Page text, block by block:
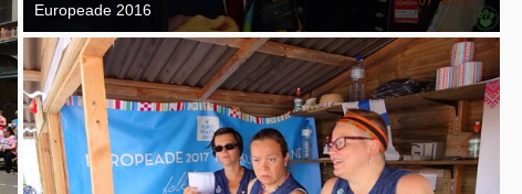
Europeade 2016
7. September 2016